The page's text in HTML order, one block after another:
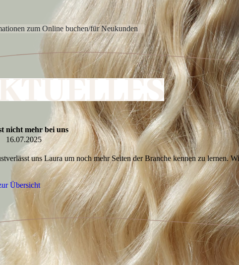
zum Online buchen/für Neukunden
nicht mehr bei uns
16.07.2025
uns Laura um noch mehr Seiten der Branche kennen zu lernen.
Übersicht